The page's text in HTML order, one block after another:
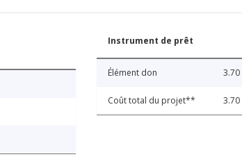
Instrument de prêt
Élément don 3.70
Coût total du projet** 3.70